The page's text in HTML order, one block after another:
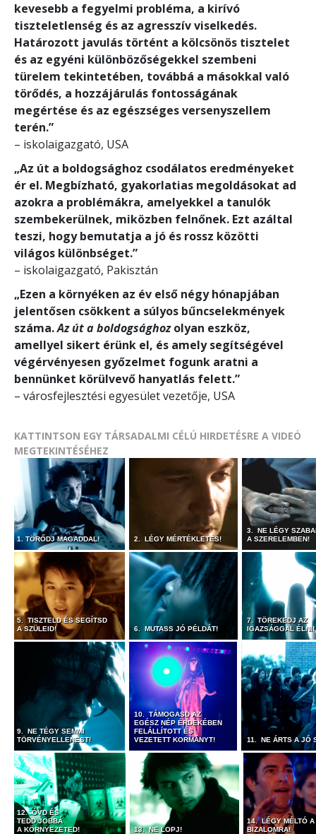
kevesebb a fegyelmi probléma, a kirívó
tiszteletlenség és az agresszív viselkedés.
Határozott javulás történt a kölcsönös tisztelet
és az egyéni különbözőségekkel szembeni
türelem tekintetében, továbbá a másokkal való
törődés, a hozzájárulás fontosságának
megértése és az egészséges versenyszellem
terén.”
– iskolaigazgató, USA
„Az út a boldogsághoz csodálatos eredményeket
ér el. Megbízható, gyakorlatias megoldásokat ad
azokra a problémákra, amelyekkel a tanulók
szembekerülnek, miközben felnőnek. Ezt azáltal
teszi, hogy bemutatja a jó és rossz közötti
világos különbséget.”
– iskolaigazgató, Pakisztán
„Ezen a környéken az év első négy hónapjában
jelentősen csökkent a súlyos bűncselekmények
száma.Az út a boldogsághozolyan eszköz,
amellyel sikert érünk el, és amely segítségével
végérvényesen győzelmet fogunk aratni a
bennünket körülvevő hanyatlás felett.”
– városfejlesztési egyesület vezetője, USA
KATTINTSON EGY TÁRSADALMI CÉLÚ HIRDETÉSRE A VIDEÓ
MEGTEKINTÉSÉHEZ
1. TÖRŐDJ MAGADDAL! 2. LÉGY MÉRTÉKLETES!
3. NE LÉGY
A SZERELEMBEN!
5. TISZTELD ÉS SEGÍTSD
A SZÜLEID!
6. MUTASS JÓ PÉLDÁT!
7. TÖREKEDJ AZ
IGAZSÁGGAL ÉLNI!
9. NE TÉGY SEMMI
TÖRVÉNYELLENEST!
10. TÁMOGASD AZ
EGÉSZ NÉP ÉRDEKÉBEN
FELÁLLÍTOTT ÉS
VEZETETT KORMÁNYT!
11. NE ÁRTS A JÓ
12. ÓVD ÉS
TEDD JOBBÁ
A KÖRNYEZETED!
13. NE LOPJ!
14. LÉGY MÉLTÓ A
BIZALOMRA!